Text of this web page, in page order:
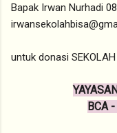
Bapak Irwan Nurhadi
untuk donasi
BCA